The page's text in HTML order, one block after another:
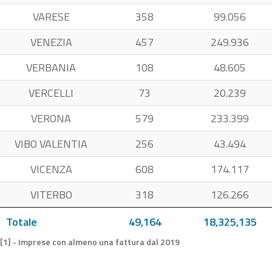
Totale 49,164 18,325,135
VARESE
358
99.056
VENEZIA
457
249.936
VERBANIA
108
48.605
VERCELLI
73
20.239
VERONA
579
233.399
VIBO VALENTIA
256
43.494
VICENZA
608
174.117
VITERBO
318 126.266
[1] - Imprese con almeno una fattura dal 2019